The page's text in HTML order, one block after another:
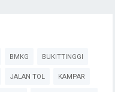
BMKG BUKITTINGGI
JALAN TOL KAMPAR